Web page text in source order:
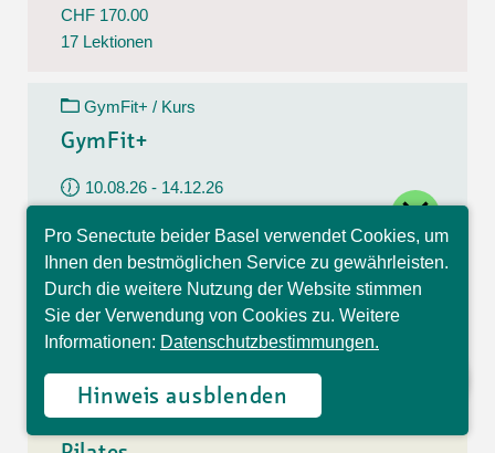
CHF 170.00
17 Lektionen
GymFit+ / Kurs
GymFit+
10.08.26 - 14.12.26
09:30 - 10:30 Uhr
Belchenstrasse 15, Basel
CHF 170.00
17 Lektionen
Pilates / Kurs
Pro Senectute beider Basel verwendet Cookies, um
Ihnen den bestmöglichen Service zu gewährleisten.
Durch die weitere Nutzung der Website stimmen
Sie der Verwendung von Cookies zu. Weitere
Informationen: Datenschutzbestimmungen.
Hinweis ausblenden
Hallo, ich bin Sophia und
beantworte gerne Ihre
Fragen.
close